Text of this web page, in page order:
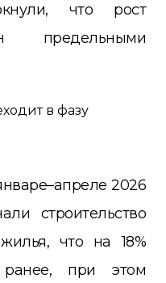
что рост
предельными
в фазу
2026
строительство
что на 18%
при этом